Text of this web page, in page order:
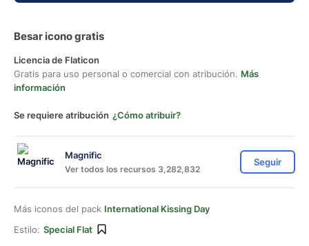
Besar icono gratis
Licencia de Flaticon
Gratis para uso personal o comercial con atribución. Más
información
Se requiere atribución ¿Cómo atribuir?
Magnific
Ver todos los recursos 3,282,832
Seguir
Más iconos del pack International Kissing Day
Estilo: Special Flat